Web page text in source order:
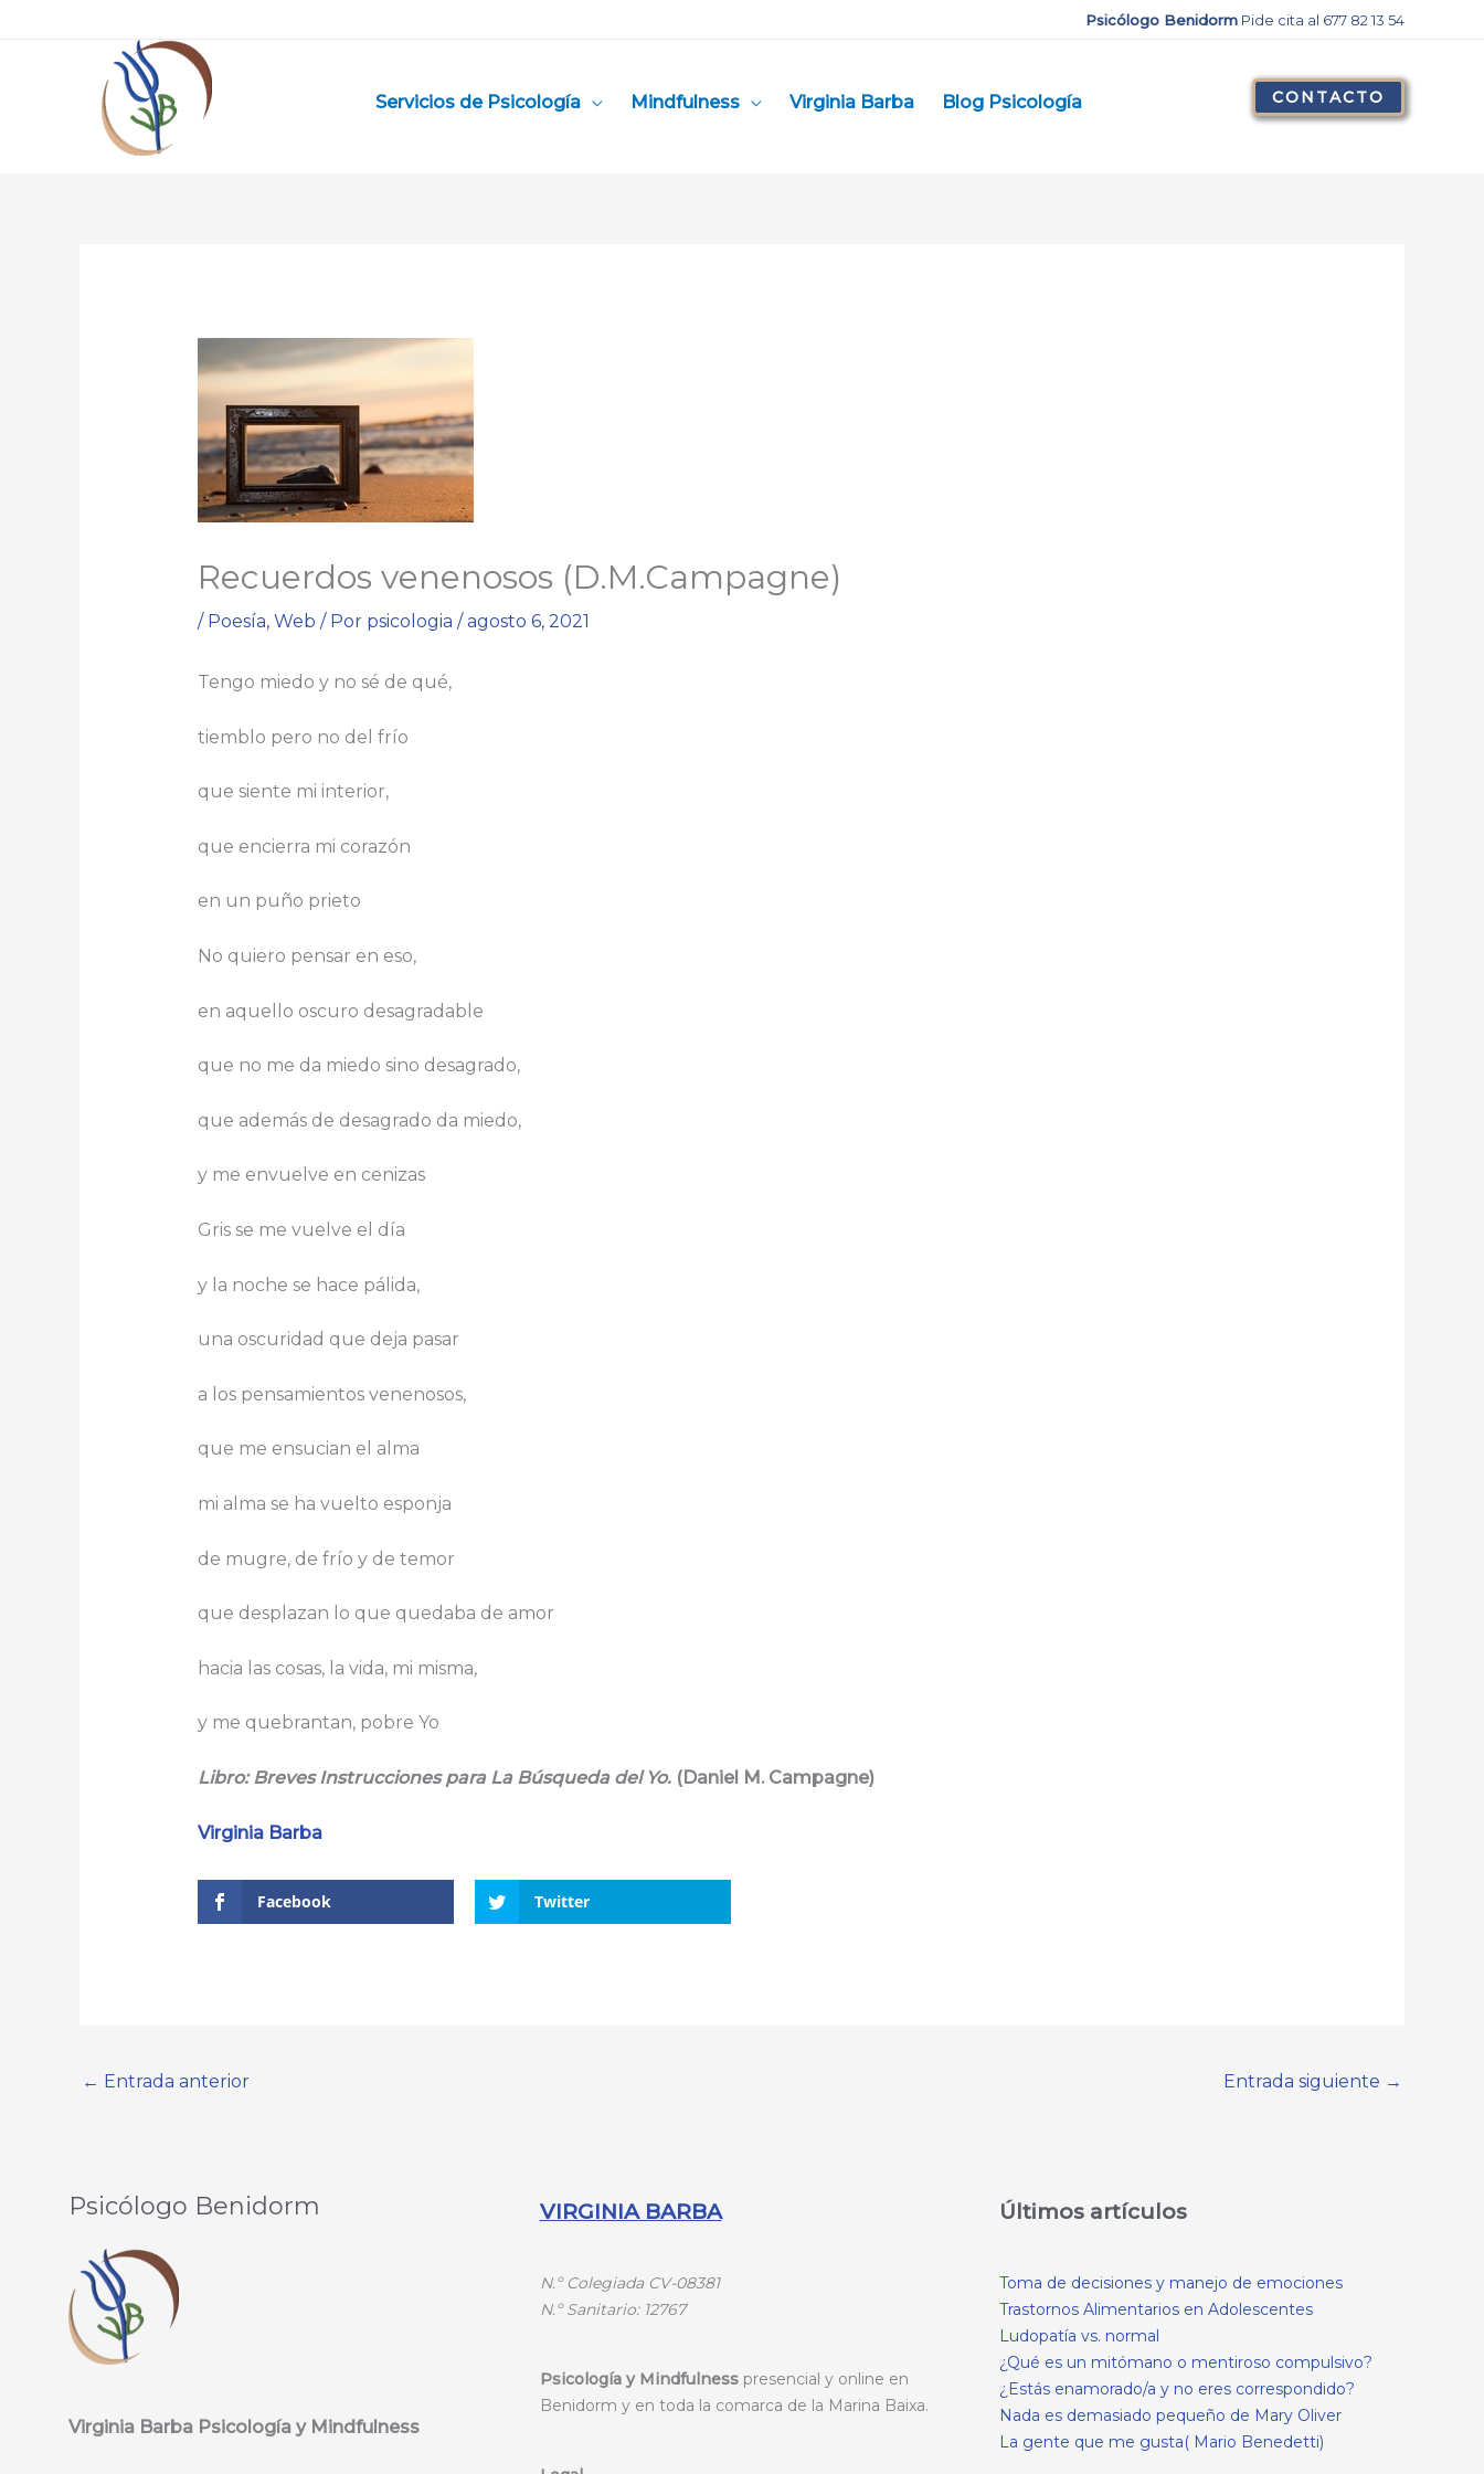
Psicólogo Benidorm Pide cita al 677 82 13 54
Servicios de Psicología Mindfulness Virginia Barba Blog Psicología CONTACTO
Recuerdos venenosos (D.M.Campagne)
/ Poesía, Web / Por psicologia /agosto 6, 2021
Tengo miedo y no sé de qué,
tiemblo pero no del frío
que siente mi interior,
que encierra mi corazón
en un puño prieto
No quiero pensar en eso,
en aquello oscuro desagradable
que no me da miedo sino desagrado,
que además de desagrado da miedo,
y me envuelve en cenizas
Gris se me vuelve el día
y la noche se hace pálida,
una oscuridad que deja pasar
a los pensamientos venenosos,
que me ensucian el alma
mi alma se ha vuelto esponja
de mugre, de frío y de temor
que desplazan lo que quedaba de amor
hacia las cosas, la vida, mi misma,
y me quebrantan, pobre Yo
Libro: Breves Instrucciones para La Búsqueda del Yo. (Daniel M. Campagne)
Virginia Barba
Facebook Twitter
← Entrada anterior Entrada siguiente →
Psicólogo Benidorm
Virginia Barba Psicología y Mindfulness
VIRGINIA BARBA
N.º Colegiada CV-08381
N.ºSanitario: 12767
Psicología y Mindfulness presencial y online en
Benidorm y en toda la comarca de la Marina Baixa.
Últimos artículos
Toma de decisiones y manejo de emociones
Trastornos Alimentarios en Adolescentes
Ludopatía vs. normal
¿Qué es un mitómano o mentiroso compulsivo?
¿Estás enamorado/a y no eres correspondido?
Nada es demasiado pequeño de Mary Oliver
La gente que me gusta( Mario Benedetti)